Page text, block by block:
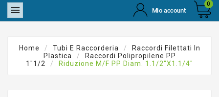
 Mio account
0
Home Tubi E Raccorderia
Raccordi Filettati In
Plastica
Raccordi Polipropilene PP
1"1/2
Riduzione M/F PP Diam. 1.1/2"x1.1/4"